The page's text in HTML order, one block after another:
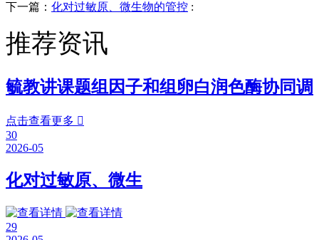
下一篇： 化对过敏原、微生物的管控 :
推荐资讯
毓教讲课题组因子和组卵白润色酶协同调
点击查看更多 
30
2026-05
化对过敏原、微生
29